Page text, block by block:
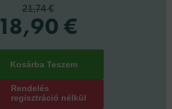
21,74 €
18,90 €
Rendelés
regisztráció nélkül